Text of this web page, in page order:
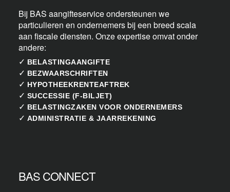
Bij BAS aangifteservice ondersteunen we
particulieren en ondernemers bij een breed scala
aan fiscale diensten. Onze expertise omvat onder
andere:
✓ BELASTINGAANGIFTE
✓ BEZWAARSCHRIFTEN
✓ HYPOTHEEKRENTEAFTREK
✓ SUCCESSIE (F-BILJET)
✓ BELASTINGZAKEN VOOR ONDERNEMERS
✓ ADMINISTRATIE & JAARREKENING
BAS CONNECT